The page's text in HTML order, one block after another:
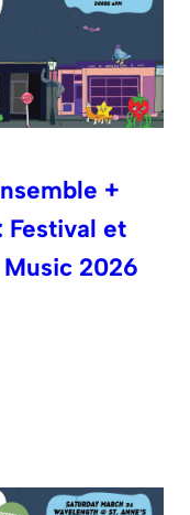
+
Festival et
2026